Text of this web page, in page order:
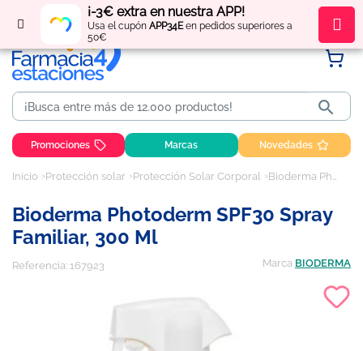
¡-3€ extra en nuestra APP!
Usa el cupón APP34Een pedidos superiores a
50€
Regístratey obténpuntos por tus compras

Promociones Marcas Novedades
Inicio Protección solar Protección Solar Corporal Bioderma Photoderm SPF30 spray familiar, 300 ml
Bioderma Photoderm SPF30 Spray
Familiar, 300 Ml
Referencia: 167923 Marca BIODERMA